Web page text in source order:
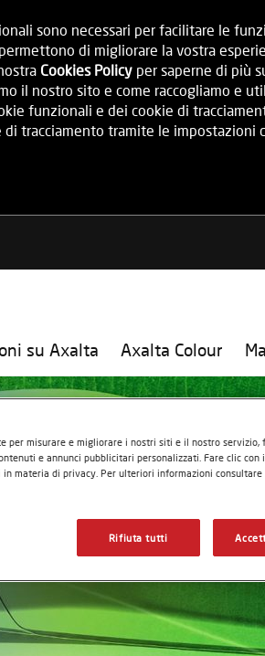
sono necessari per facilitare le
di migliorare la vostra
Cookies Policy per saperne di più
il nostro sito e come raccogliamo e
funzionali e dei cookie di
tracciamento tramite le impostazioni
su Axalta Axalta Colour
per misurare e migliorare i nostri siti e il nostro servizio,
e annunci pubblicitari personalizzati. Fare clic con
materia di privacy. Per ulteriori informazioni consultare
Rifiuta tutti